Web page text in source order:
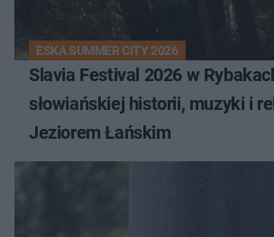
ESKA SUMMER CITY 2026
Slavia Festival 2026 w
słowiańskiej historii, muzyki i
Jeziorem Łańskim